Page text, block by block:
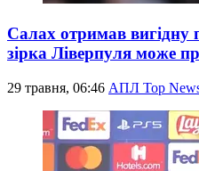
Салах отримав вигідну
зірка Ліверпуля може
29 травня, 06:46 АПЛ Top